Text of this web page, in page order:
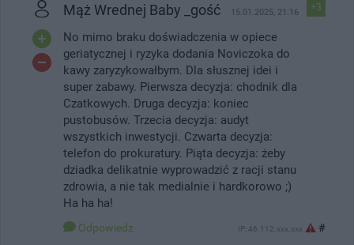
+3
Mąż Wrednej Baby _gość 15.01.2025, 21:16
No mimo braku doświadczenia w opiece
geriatycznej i ryzyka dodania Noviczoka do
kawy zaryzykowałbym. Dla słusznej idei i
super zabawy. Pierwsza decyzja: chodnik dla
Czatkowych. Druga decyzja: koniec
pustobusów. Trzecia decyzja: audyt
wszystkich inwestycji. Czwarta decyzja:
telefon do prokuratury. Piąta decyzja: żeby
dziadka delikatnie wyprowadzić z racji stanu
zdrowia, a nie tak medialnie i hardkorowo ;)
Ha ha ha!
Odpowiedz IP: 46.112.xxx.xxx #